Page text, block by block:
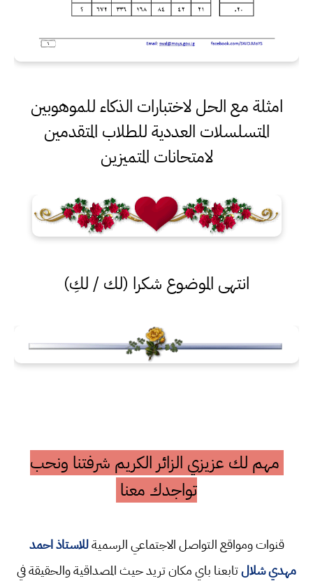
امثلة مع الحل لاختبارات الذكاء للموهوبين
المتسلسلات العددية للطلاب المتقدمين
لامتحانات المتميزين
انتهى الموضوع شكرا (لك / لكِ)
مهم لك عزيزي الزائر الكريم شرفتنا ونحب
تواجدك معنا
قنوات ومواقع التواصل الاجتماعي الرسميةللاستاذ احمد
مهدي شلالتابعنا باي مكان تريد حيث المصداقية والحقيقة في